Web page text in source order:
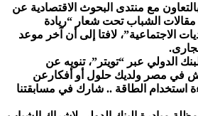
بالتعاون مع منتدى البحوث الاقتصادية عن
مقالات الشباب تحت شعار “ريادة
الاجتماعية”، لافتا إلى أن آخر موعد
الدولي عبر “تويتر”، تنويه عن
في مصر ولديك حلول أو أفكارعن
استخدام الطاقة .. شارك في مسابقتنا